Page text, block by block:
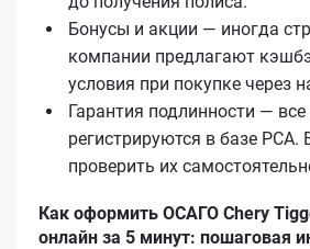
Бонусы и акции — иногда
компании предлагают
условия при покупке через
Гарантия подлинности —
регистрируются в базе
проверить их
Как оформить ОСАГО Chery
онлайн за 5 минут: пошаговая